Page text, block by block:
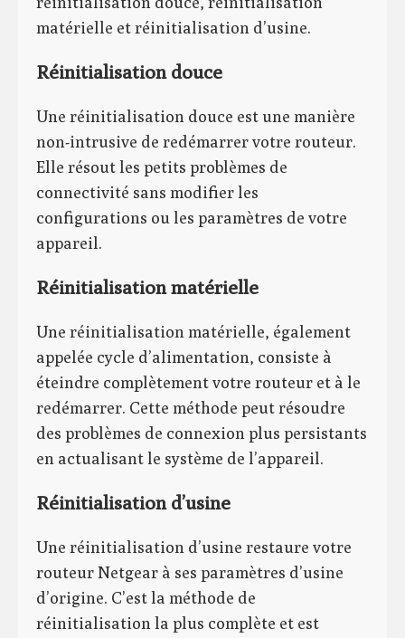
matérielle et réinitialisation d’usine.
Réinitialisation douce
Une réinitialisation douce est une manière
non-intrusive de redémarrer votre routeur.
Elle résout les petits problèmes de
connectivité sans modifier les
configurations ou les paramètres de votre
appareil.
Réinitialisation matérielle
Une réinitialisation matérielle, également
appelée cycle d’alimentation, consiste à
éteindre complètement votre routeur et à le
redémarrer. Cette méthode peut résoudre
des problèmes de connexion plus persistants
en actualisant le système de l’appareil.
Réinitialisation d’usine
Une réinitialisation d’usine restaure votre
routeur Netgear à ses paramètres d’usine
d’origine. C’est la méthode de
réinitialisation la plus complète et est